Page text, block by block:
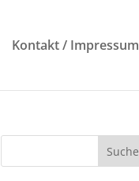
Kontakt / Impressum